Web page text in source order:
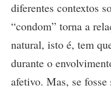
diferentes contextos
“condom” torna a
natural, isto é, tem
durante o
afetivo. Mas, se fosse